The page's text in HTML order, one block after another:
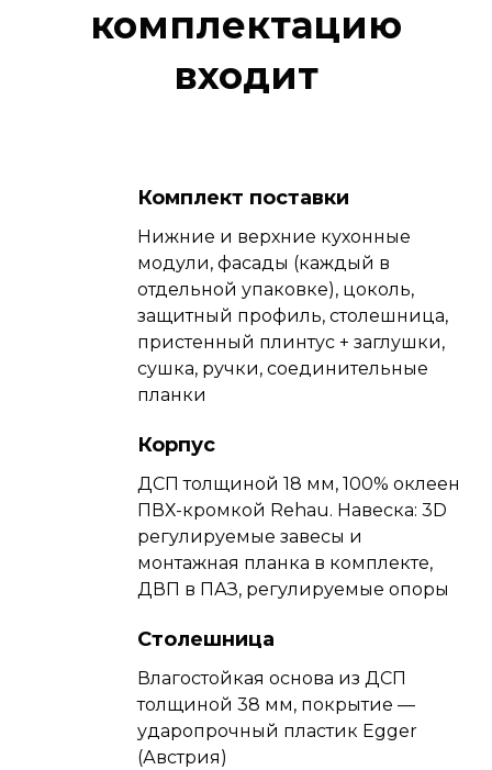
комплектацию
входит
Комплект поставки
Нижние и верхние кухонные
модули, фасады (каждый в
отдельной упаковке), цоколь,
защитный профиль, столешница,
пристенный плинтус + заглушки,
сушка, ручки, соединительные
планки
Корпус
ДСП толщиной 18 мм, 100% оклеен
ПВХ-кромкой Rehau. Навеска: 3D
регулируемые завесы и
монтажная планка в комплекте,
ДВП в ПАЗ, регулируемые опоры
Столешница
Влагостойкая основа из ДСП
толщиной 38 мм, покрытие —
ударопрочный пластик Egger
(Австрия)